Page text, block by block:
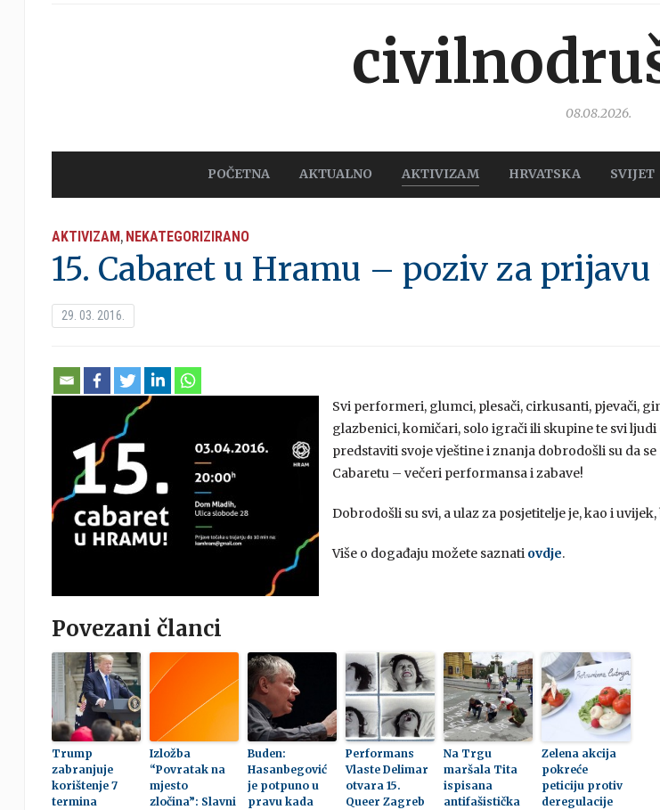
08.08.2026.
POČETNA AKTUALNO AKTIVIZAM HRVATSKA SVIJET
AKTIVIZAM, NEKATEGORIZIRANO
15. Cabaret u Hramu – poziv za prijavu
29. 03. 2016.
Svi performeri, glumci, plesači, cirkusanti, pjevači,
glazbenici, komičari, solo igrači ili skupine te svi
predstaviti svoje vještine i znanja dobrodošli su da
Cabaretu – večeri performansa i zabave!
Dobrodošli su svi, a ulaz za posjetitelje je, kao i
Više o događaju možete saznati ovdje.
Povezani članci
Trump
zabranjuje
korištenje 7
termina
Izložba
“Povratak na
mjesto
zločina”: Slavni
Buden:
Hasanbegović
je potpuno u
pravu kada
Performans
Vlaste Delimar
otvara 15.
Queer Zagreb
Na Trgu
maršala Tita
ispisana
antifašistička
Zelena akcija
pokreće
peticiju protiv
deregulacije